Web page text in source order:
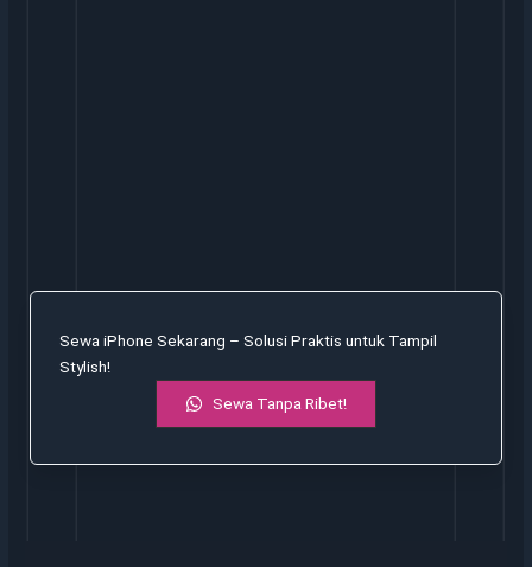
Sewa iPhone Sekarang – Solusi Praktis untuk Tampil
Stylish!
Sewa Tanpa Ribet!